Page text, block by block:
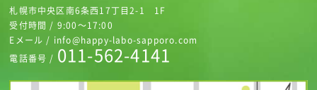
札幌市中央区南6条西17丁目2-1 1F
受付時間 / 9:00～17:00
Eメール / info@happy-labo-sapporo.com
電話番号 / 011-562-4141